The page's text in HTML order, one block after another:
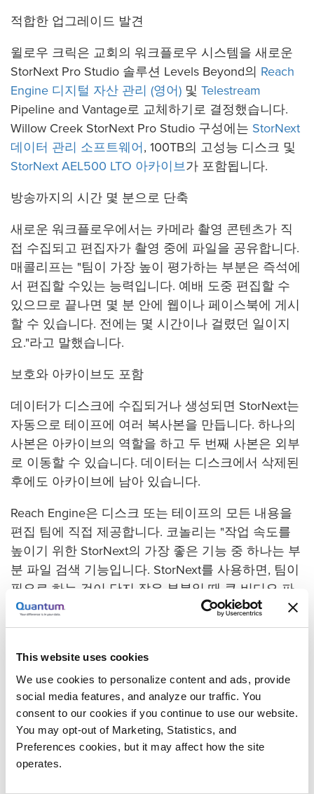
This website uses cookies
We use cookies to personalize content and ads, provide
social media features, and analyze our traffic. You
consent to our cookies if you continue to use our website.
You may opt-out of Marketing, Statistics, and
Preferences cookies, but it may affect how the site
operates.
적합한 업그레이드 발견
윌로우 크릭은 교회의 워크플로우 시스템을 새로운
StorNext Pro Studio 솔루션 Levels Beyond의 Reach
Engine 디지털 자산 관리 (영어) 및 Telestream
Pipeline and Vantage로 교체하기로 결정했습니다.
Willow Creek StorNext Pro Studio 구성에는 StorNext
데이터 관리 소프트웨어, 100TB의 고성능 디스크 및
StorNext AEL500 LTO 아카이브가 포함됩니다.
방송까지의 시간 몇 분으로 단축
새로운 워크플로우에서는 카메라 촬영 콘텐츠가 직
접 수집되고 편집자가 촬영 중에 파일을 공유합니다.
매콜리프는 "팀이 가장 높이 평가하는 부분은 즉석에
서 편집할 수있는 능력입니다. 예배 도중 편집할 수
있으므로 끝나면 몇 분 안에 웹이나 페이스북에 게시
할 수 있습니다. 전에는 몇 시간이나 걸렸던 일이지
요."라고 말했습니다.
보호와 아카이브도 포함
데이터가 디스크에 수집되거나 생성되면 StorNext는
자동으로 테이프에 여러 복사본을 만듭니다. 하나의
사본은 아카이브의 역할을 하고 두 번째 사본은 외부
로 이동할 수 있습니다. 데이터는 디스크에서 삭제된
후에도 아카이브에 남아 있습니다.
Reach Engine은 디스크 또는 테이프의 모든 내용을
편집 팀에 직접 제공합니다. 코놀리는 "작업 속도를
높이기 위한 StorNext의 가장 좋은 기능 중 하나는 부
분 파일 검색 기능입니다. StorNext를 사용하면, 팀이
필요로 하는 것이 단지 작은 부분일 때 큰 비디오 파
일을 다시 가져오는 대신 편집기에서 파일의 어느 부
분을 디스크로 다시 이동할지 선택할 수 있습니다. 이
다."라고 설명했습니다.
시스템으로 인해 시간과 연간 12만 달러 절약
매콜리프는 "이전 시스템에서는 파일을 찾고 다운로
드한 후 편집하고 검토 및 승인 루프를 위해 다른 사
이트로 이동하면 일반적인 프로젝트가 오래 지연될